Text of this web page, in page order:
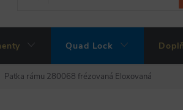
Quad Lock
Patka rámu 280068 frézovaná Eloxovaná